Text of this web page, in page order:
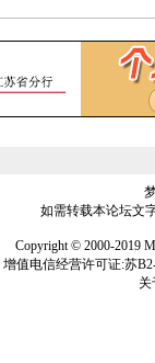
如需转载本论坛文
Copyright © 2000-2019
增值电信经营许可证:苏
关